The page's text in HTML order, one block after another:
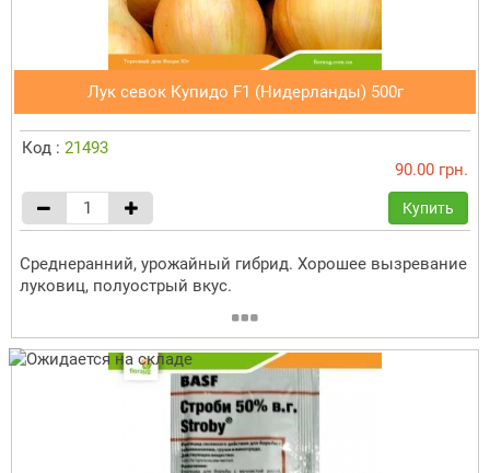
Лук севок Купидо F1 (Нидерланды) 500г
Код : 21493
90.00 грн.
Купить
Среднеранний, урожайный гибрид. Хорошее вызревание
луковиц, полуострый вкус.